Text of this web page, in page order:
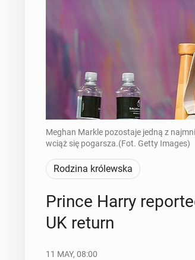
Meghan Markle pozostaje jedną z
wciąż się pogarsza.(Fot. Getty Images)
Rodzina królewska
Prince Harry
UK return
11 MAY, 08:00